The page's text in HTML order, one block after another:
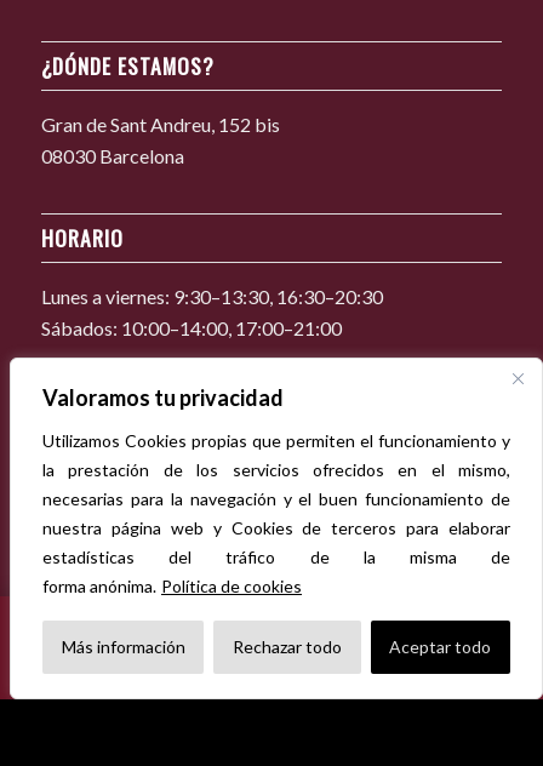
Valoramos tu privacidad
Utilizamos Cookies propias que permiten el funcionamiento y
la prestación de los servicios ofrecidos en el mismo,
necesarias para la navegación y el buen funcionamiento de
nuestra página web y Cookies de terceros para elaborar
estadísticas del tráfico de la misma de
forma anónima. Política de cookies
Más información Rechazar todo Aceptar todo
¿DÓNDE ESTAMOS?
Gran de Sant Andreu, 152 bis
08030 Barcelona
HORARIO
Lunes a viernes: 9:30–13:30, 16:30–20:30
Sábados: 10:00–14:00, 17:00–21:00
CONTACTO
Tel. 93 346 91 52 / 93 346 92 06
baltasar1861@imprentabaltasar.cat
CERRADO POR VACACIONES
Del 1 al 16 de agosto, ambos inclusive. Todos los pedidos
recibidos durante este periodo se tramitarán a partir del 17 de
agosto.